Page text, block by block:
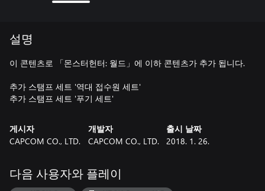
설명
이 콘텐츠로 「몬스터헌터: 월드」에 이하 콘텐츠가 추가 됩니다.
추가 스탬프 세트 '역대 접수원 세트'
게시자
CAPCOM CO., LTD.
개발자
CAPCOM CO., LTD.
출시 날짜
2018. 1. 26.
다음 사용자와 플레이